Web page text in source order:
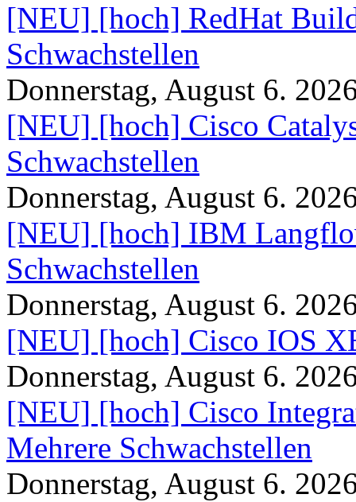
[NEU] [hoch] RedHat
Schwachstellen
Donnerstag, August 6.
[NEU] [hoch] Cisco
Schwachstellen
Donnerstag, August 6.
[NEU] [hoch] IBM
Schwachstellen
Donnerstag, August 6.
[NEU] [hoch] Cisco IOS
Donnerstag, August 6.
[NEU] [hoch] Cisco
Mehrere Schwachstellen
Donnerstag, August 6.